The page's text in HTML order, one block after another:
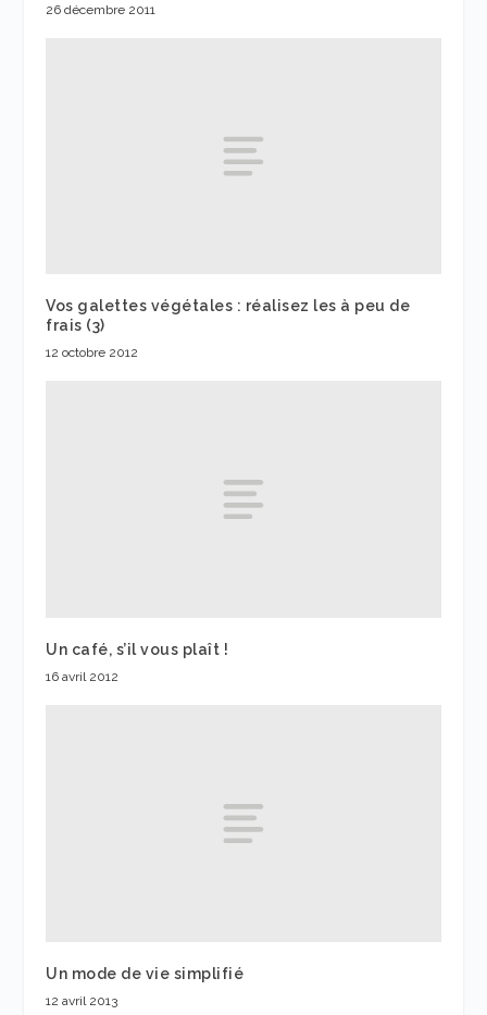
26 décembre 2011
Vos galettes végétales : réalisez les à peu de
frais (3)
12 octobre 2012
Un café, s’il vous plaît !
16 avril 2012
Un mode de vie simplifié
12 avril 2013